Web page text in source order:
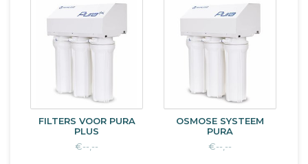
FILTERS VOOR PURA
PLUS
€--,--
OSMOSE SYSTEEM
PURA
€--,--